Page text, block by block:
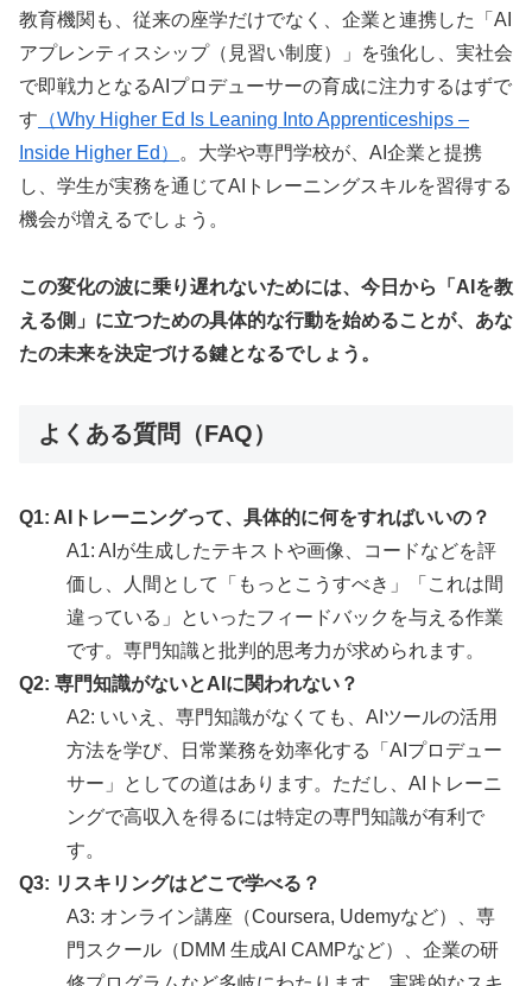
教育機関も、従来の座学だけでなく、企業と連携した「AI
アプレンティスシップ（見習い制度）」を強化し、実社会
で即戦力となるAIプロデューサーの育成に注力するはずで
す （Why Higher Ed Is Leaning Into Apprenticeships –
Inside Higher Ed）
。大学や専門学校が、AI企業と提携
し、学生が実務を通じてAIトレーニングスキルを習得する
機会が増えるでしょう。
この変化の波に乗り遅れないためには、今日から「AIを教
える側」に立つための具体的な行動を始めることが、あな
たの未来を決定づける鍵となるでしょう。
よくある質問（FAQ）
Q1: AIトレーニングって、具体的に何をすればいいの？
A1: AIが生成したテキストや画像、コードなどを評
価し、人間として「もっとこうすべき」「これは間
違っている」といったフィードバックを与える作業
です。専門知識と批判的思考力が求められます。
Q2: 専門知識がないとAIに関われない？
A2: いいえ、専門知識がなくても、AIツールの活用
方法を学び、日常業務を効率化する「AIプロデュー
サー」としての道はあります。ただし、AIトレーニ
ングで高収入を得るには特定の専門知識が有利で
す。
Q3: リスキリングはどこで学べる？
A3: オンライン講座（Coursera, Udemyなど）、専
門スクール（DMM 生成AI CAMPなど）、企業の研